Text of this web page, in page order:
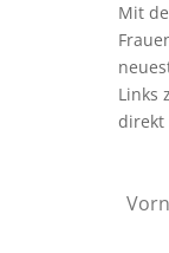
Mit
Links
direkt